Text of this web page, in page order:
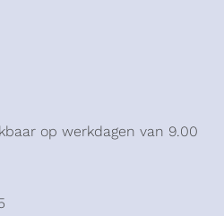
op werkdagen van 9.00